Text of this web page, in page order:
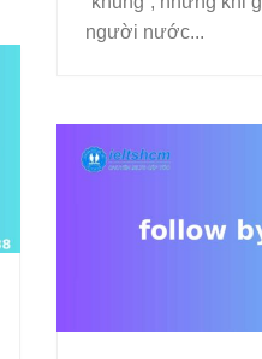
người nước...